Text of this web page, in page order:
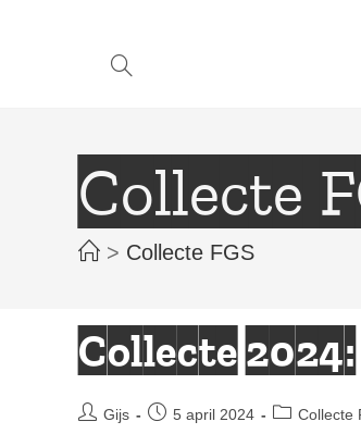
Toggle
zoeken
Collecte
> Collecte FGS
Collecte
Bericht
Gijs
Bericht5 april 2024 Collecte